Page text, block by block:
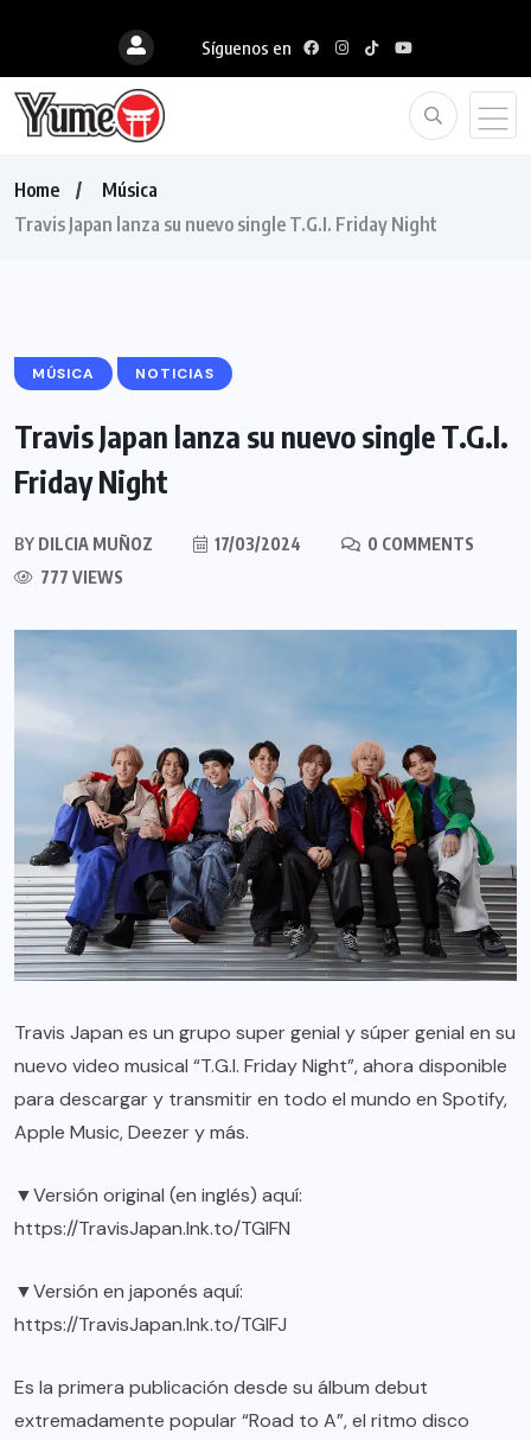
Síguenos en
Home
Música
Travis Japan lanza su nuevo single T.G.I. Friday Night
MÚSICA NOTICIAS
Travis Japan lanza su nuevo single T.G.I.
Friday Night
BY DILCIA MUÑOZ 17/03/2024
0 COMMENTS
777 VIEWS
Travis Japan es un grupo super genial y súper genial en su
nuevo video musical “T.G.I. Friday Night”, ahora disponible
para descargar y transmitir en todo el mundo en Spotify,
Apple Music, Deezer y más.
▼Versión original (en inglés) aquí:
https://TravisJapan.lnk.to/TGIFN
▼Versión en japonés aquí:
https://TravisJapan.lnk.to/TGIFJ
Es la primera publicación desde su álbum debut
extremadamente popular “Road to A”, el ritmo disco